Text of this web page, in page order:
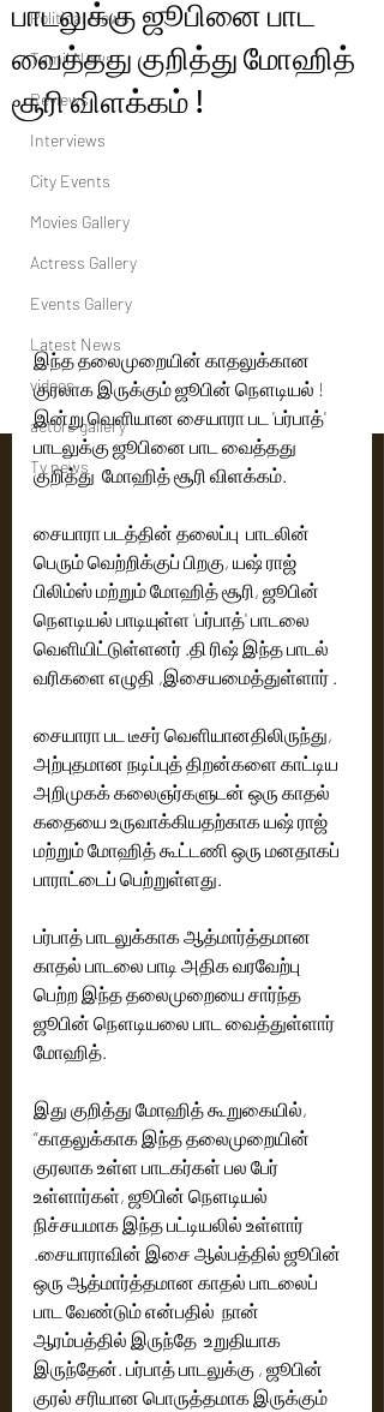
Political News
Tamil News
Reviews
Interviews
City Events
Movies Gallery
Actress Gallery
Events Gallery
Latest News
videos
actors gallery
Tv news
பாடலுக்கு ஜூபினை பாட
வைத்தது குறித்து மோஹித்
சூரி விளக்கம் !
இந்த தலைமுறையின் காதலுக்கான
குரலாக இருக்கும் ஜூபின் நௌடியல் !
இன்று வெளியான சையாரா பட 'பர்பாத்'
பாடலுக்கு ஜூபினை பாட வைத்தது
குறித்து  மோஹித் சூரி விளக்கம்.
சையாரா படத்தின் தலைப்பு  பாடலின்
பெரும் வெற்றிக்குப் பிறகு, யஷ் ராஜ்
பிலிம்ஸ் மற்றும் மோஹித் சூரி, ஜூபின்
நௌடியல் பாடியுள்ள 'பர்பாத்' பாடலை
வெளியிட்டுள்ளனர் .தி ரிஷ் இந்த பாடல்
வரிகளை எழுதி ,இசையமைத்துள்ளார் .
சையாரா பட டீசர் வெளியானதிலிருந்து,
அற்புதமான நடிப்புத் திறன்களை காட்டிய
அறிமுகக் கலைஞர்களுடன் ஒரு காதல்
கதையை உருவாக்கியதற்காக யஷ் ராஜ்
மற்றும் மோஹித் கூட்டணி ஒரு மனதாகப்
பாராட்டைப் பெற்றுள்ளது.
பர்பாத் பாடலுக்காக ஆத்மார்த்தமான
காதல் பாடலை பாடி அதிக வரவேற்பு
பெற்ற இந்த தலைமுறையை சார்ந்த
ஜூபின் நௌடியலை பாட வைத்துள்ளார்
மோஹித்.
இது குறித்து மோஹித் கூறுகையில்,
“காதலுக்காக இந்த தலைமுறையின்
குரலாக உள்ள பாடகர்கள் பல பேர்
உள்ளார்கள், ஜூபின் நௌடியல்
நிச்சயமாக இந்த பட்டியலில் உள்ளார்
.சையாராவின் இசை ஆல்பத்தில் ஜூபின்
ஒரு ஆத்மார்த்தமான காதல் பாடலைப்
பாட வேண்டும் என்பதில்  நான்
ஆரம்பத்தில் இருந்தே  உறுதியாக
இருந்தேன். பர்பாத் பாடலுக்கு , ஜூபின்
குரல் சரியான பொருத்தமாக இருக்கும்